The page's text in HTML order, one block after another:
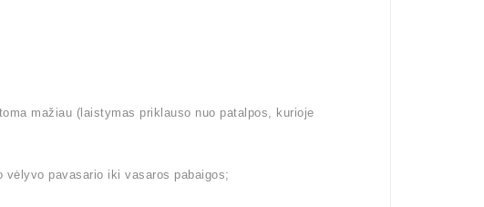
mažiau (laistymas priklauso nuo patalpos, kurioje
pavasario iki vasaros pabaigos;